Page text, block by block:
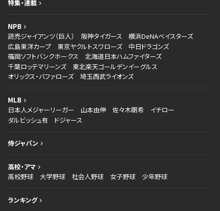
特集・連載
NPB
読売ジャイアンツ（巨人）
阪神タイガース
横浜DeNAベイスターズ
広島東洋カープ
東京ヤクルトスワローズ
中日ドラゴンズ
福岡ソフトバンクホークス
北海道日本ハムファイターズ
千葉ロッテマリーンズ
東北楽天ゴールデンイーグルス
オリックス・バファローズ
埼玉西武ライオンズ
MLB
日本人メジャーリーガー
山本由伸 佐々木朗希
イチロー
ダルビッシュ有
ドジャース
侍ジャパン
高校・アマ
高校野球
大学野球 社会人野球 女子野球 少年野球
ランキング